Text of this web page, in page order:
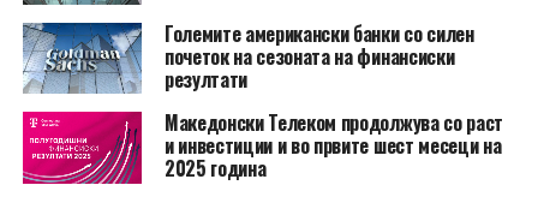
Големите американски банки со силен
почеток на сезоната на финансиски
резултати
Македонски Телеком продолжува со раст
и инвестиции и во првите шест месеци на
2025 година